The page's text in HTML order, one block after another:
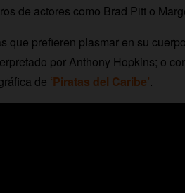
de actores como Brad Pitt o
que prefieren plasmar en su
por Anthony Hopkins; o
de ‘Piratas del Caribe’.